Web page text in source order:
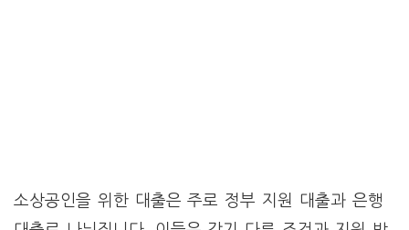
소상공인을 위한 대출은 주로 정부 지원 대출과 은행